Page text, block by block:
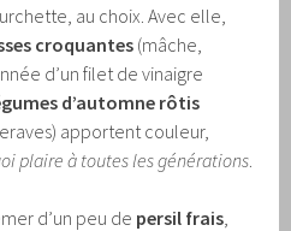
au choix. Avec elle,
croquantes (mâche,
d’un filet de vinaigre
d’automne rôtis
apportent couleur,
plaire à toutes les générations
d’un peu de persil frais